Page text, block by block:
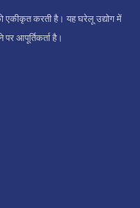
एकीकृत करती है। यह घरेलू उद्योग में
आपूर्तिकर्ता है।